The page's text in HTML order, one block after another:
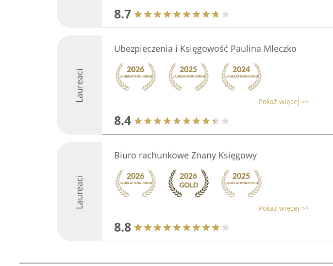
8.7
Laureaci
Ubezpieczenia i Księgowość Paulina Mleczko
Pokaż więcej >>
8.4
Laureaci
Biuro rachunkowe Znany Księgowy
Pokaż więcej >>
8.8